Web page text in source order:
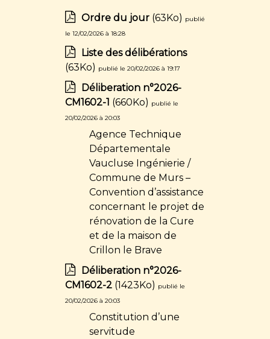
Ordre du jour (63Ko) publié
le 12/02/2026 à 18:28
Liste des délibérations
(63Ko) publié le 20/02/2026 à 19:17
Déliberation n°2026-
CM1602-1 (660Ko) publié le
20/02/2026 à 20:03
Agence Technique
Départementale
Vaucluse Ingénierie /
Commune de Murs –
Convention d’assistance
concernant le projet de
rénovation de la Cure
et de la maison de
Crillon le Brave
Déliberation n°2026-
CM1602-2(1423Ko) publié le
20/02/2026 à 20:03
Constitution d’une
servitude